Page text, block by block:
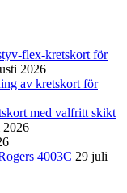
flex-kretskort för
2026
av kretskort för
med valfritt skikt
2026
4003C 29 juli